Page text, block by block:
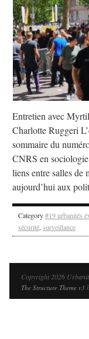
Entretien avec
Charlotte Ruggeri
sommaire du
CNRS en
liens entre salles de
aujourd’hui aux
Category#19 urbanités
sécurité, surveillance
Copyright 2026
The Structure Theme v3